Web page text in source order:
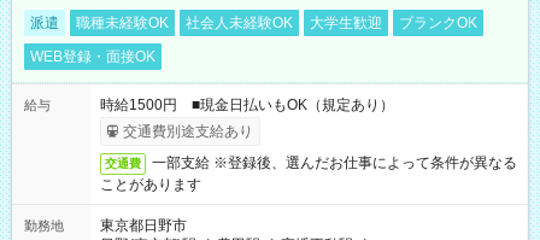
派遣 職種未経験OK 社会人未経験OK 大学生歓迎
ブランクOK
WEB登録・面接OK
給与
時給1500円 ■現金日払いもOK（規定あり）
交通費別途支給あり
交通費
一部支給 ※登録後、選んだお仕事によって条件が異なる
ことがあります
勤務地
東京都日野市